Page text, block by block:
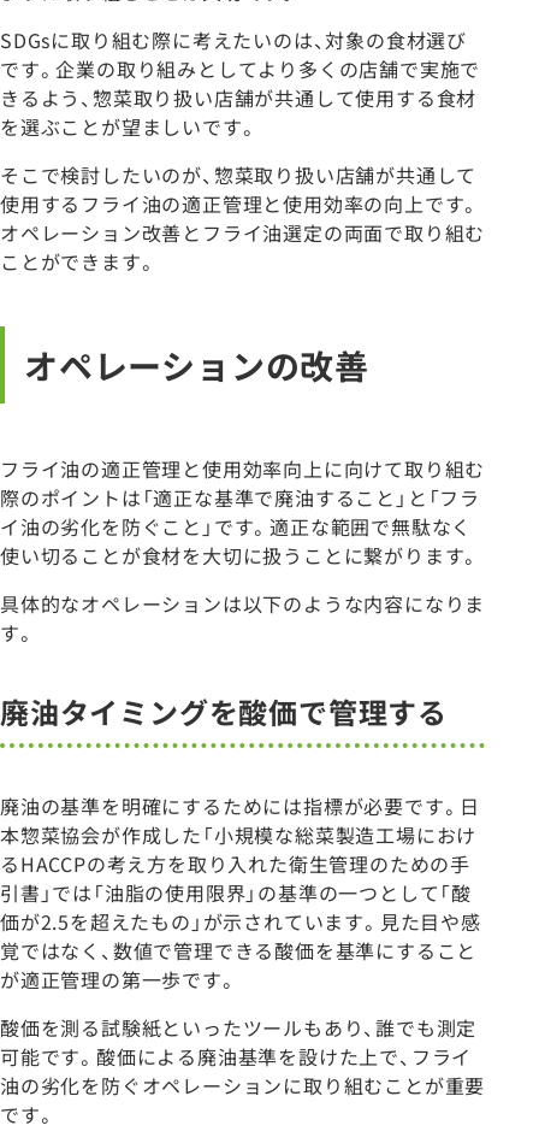
SDGsに取り組む際に考えたいのは、対象の食材選び
です。企業の取り組みとしてより多くの店舗で実施で
きるよう、惣菜取り扱い店舗が共通して使用する食材
を選ぶことが望ましいです。
そこで検討したいのが、惣菜取り扱い店舗が共通して
使用するフライ油の適正管理と使用効率の向上です。
オペレーション改善とフライ油選定の両面で取り組む
ことができます。
オペレーションの改善
フライ油の適正管理と使用効率向上に向けて取り組む
際のポイントは「適正な基準で廃油すること」と「フラ
イ油の劣化を防ぐこと」です。適正な範囲で無駄なく
使い切ることが食材を大切に扱うことに繋がります。
具体的なオペレーションは以下のような内容になりま
す。
廃油タイミングを酸価で管理する
廃油の基準を明確にするためには指標が必要です。日
本惣菜協会が作成した「小規模な総菜製造工場におけ
るHACCPの考え方を取り入れた衛生管理のための手
引書」では「油脂の使用限界」の基準の一つとして「酸
価が2.5を超えたもの」が示されています。見た目や感
覚ではなく、数値で管理できる酸価を基準にすること
が適正管理の第一歩です。
酸価を測る試験紙といったツールもあり、誰でも測定
可能です。酸価による廃油基準を設けた上で、フライ
油の劣化を防ぐオペレーションに取り組むことが重要
です。